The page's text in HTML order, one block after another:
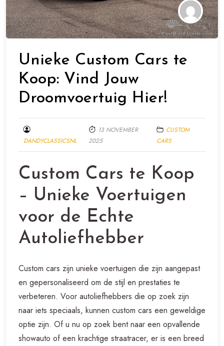
Unieke Custom Cars te
Koop: Vind Jouw
Droomvoertuig Hier!
DANDYCLASSICSNL
13 NOVEMBER
2025
CUSTOM
CARS
Custom Cars te Koop
– Unieke Voertuigen
voor de Echte
Autoliefhebber
Custom cars zijn unieke voertuigen die zijn aangepast
en gepersonaliseerd om de stijl en prestaties te
verbeteren. Voor autoliefhebbers die op zoek zijn
naar iets speciaals, kunnen custom cars een geweldige
optie zijn. Of u nu op zoek bent naar een opvallende
showauto of een krachtige straatracer, er is een breed